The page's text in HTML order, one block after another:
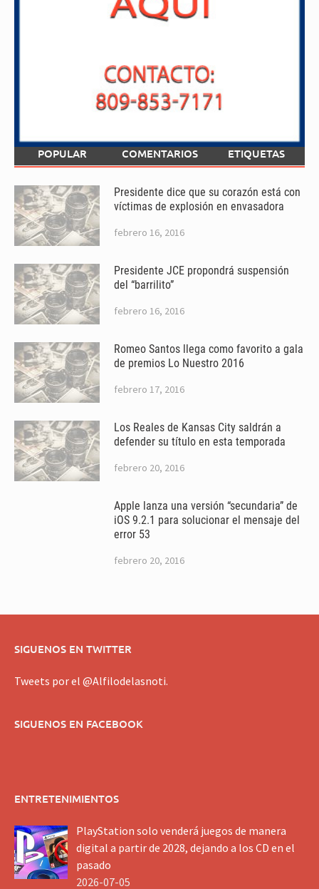
POPULAR COMENTARIOS ETIQUETAS
Presidente dice que su corazón está con
víctimas de explosión en envasadora
febrero 16, 2016
Presidente JCE propondrá suspensión
del “barrilito”
febrero 16, 2016
Romeo Santos llega como favorito a gala
de premios Lo Nuestro 2016
febrero 17, 2016
Los Reales de Kansas City saldrán a
defender su título en esta temporada
febrero 20, 2016
Apple lanza una versión “secundaria” de
iOS 9.2.1 para solucionar el mensaje del
error 53
febrero 20, 2016
SIGUENOS EN TWITTER
Tweets por el @Alfilodelasnoti.
SIGUENOS EN FACEBOOK
ENTRETENIMIENTOS
PlayStation solo venderá juegos de manera
digital a partir de 2028, dejando a los CD en el
pasado
2026-07-05